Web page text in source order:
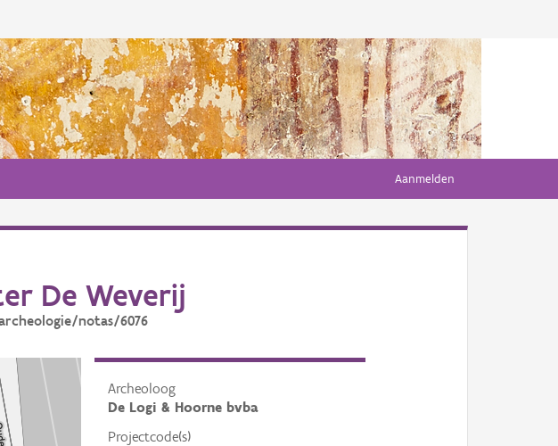
Aanmelden
De Weverij
notas/6076
Archeoloog
De Logi & Hoorne bvba
Projectcode(s)